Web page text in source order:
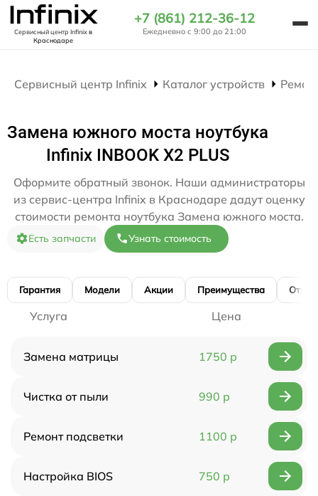
Сервисный центр Infinixв
Краснодаре
+7 (861) 212-36-12
Ежедневно с 9:00 до 21:00
Сервисный центр Infinix Каталог устройств
Замена южного моста ноутбука
Infinix INBOOK X2 PLUS
Оформите обратный звонок. Наши администраторы
из сервис-центра Infinix в Краснодаре дадут оценку
стоимости ремонта ноутбука Замена южного моста.
Есть запчасти Узнать стоимость
Гарантия Модели Акции Преимущества
Услуга Цена
Замена матрицы 1750 р
Чистка от пыли 990 р
Ремонт подсветки 1100 р
Настройка BIOS 750 р